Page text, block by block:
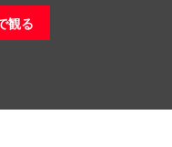
観る